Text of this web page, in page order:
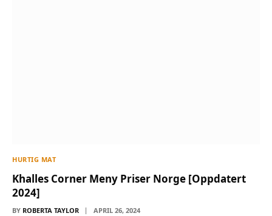
HURTIG MAT
Khalles Corner Meny Priser Norge [Oppdatert
2024]
BY ROBERTA TAYLOR APRIL 26, 2024